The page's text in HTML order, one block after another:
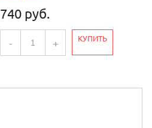
740 руб.
- + КУПИТЬ